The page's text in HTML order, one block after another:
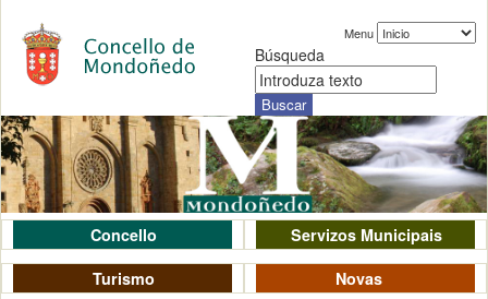
Menu
Búsqueda
Concello
Servizos Municipais
Turismo
Novas